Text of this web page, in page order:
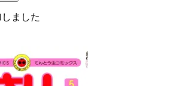
ました